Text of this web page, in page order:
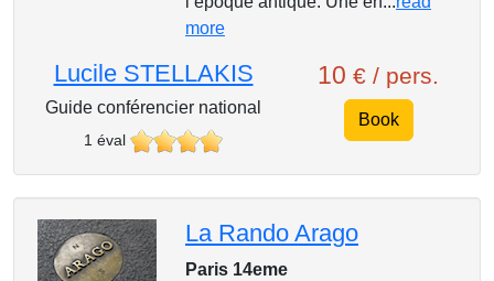
more
Lucile STELLAKIS
Guide conférencier national
1 éval
10 € / pers.
Book
La Rando Arago
Paris 14eme